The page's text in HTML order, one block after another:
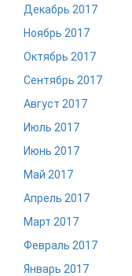
Декабрь 2017
Ноябрь 2017
Октябрь 2017
Сентябрь 2017
Август 2017
Июль 2017
Июнь 2017
Май 2017
Апрель 2017
Март 2017
Февраль 2017
Январь 2017